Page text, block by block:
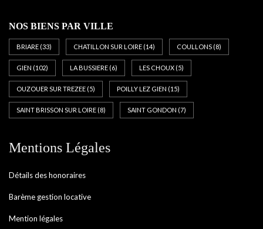
NOS BIENS PAR VILLE
BRIARE (33) CHATILLON SUR LOIRE (14) COULLONS (8)
GIEN (102) LA BUSSIERE (6) LES CHOUX (5)
OUZOUER SUR TREZEE (5) POILLY LEZ GIEN (15)
SAINT BRISSON SUR LOIRE (8) SAINT GONDON (7)
Mentions Légales
Détails des honoraires
Barème gestion locative
Mention légales